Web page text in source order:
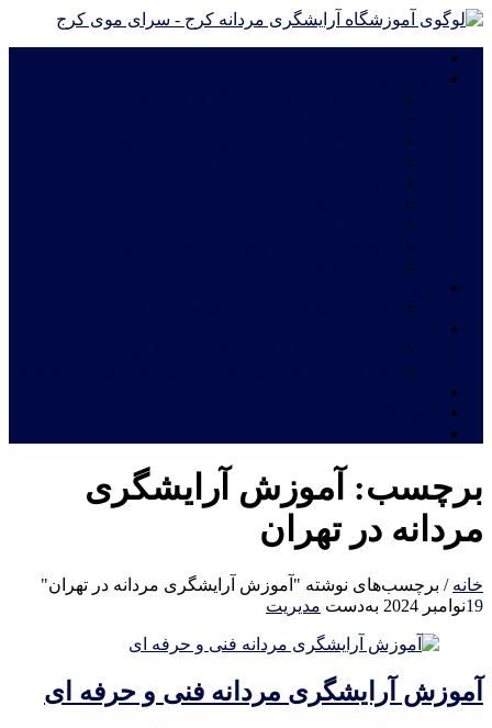
برچسب: آموزش آرایشگری
مردانه در تهران
خانه / برچسب‌های نوشته "آموزش آرایشگری مردانه در تهران"
19نوامبر 2024 به‌دست مدیریت
آموزش آرایشگری مردانه فنی و حرفه ای